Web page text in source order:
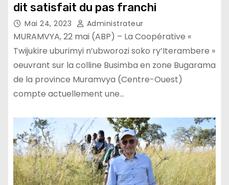
dit satisfait du pas franchi
Mai 24, 2023 Administrateur
MURAMVYA, 22 mai (ABP) – La Coopérative «
Twijukire uburimyi n’ubworozi soko ry’Iterambere »
oeuvrant sur la colline Busimba en zone Bugarama
de la province Muramvya (Centre-Ouest)
compte actuellement une…